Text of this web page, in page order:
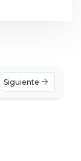
Siguiente